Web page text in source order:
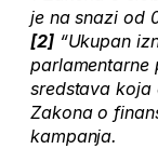
je na snazi od
[2]“Ukupan
parlamentarne
sredstava koja
Zakona o
kampanja.